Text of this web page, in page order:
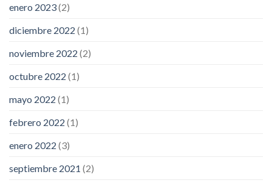
enero 2023(2)
diciembre 2022 (1)
noviembre 2022 (2)
octubre 2022 (1)
mayo 2022 (1)
febrero 2022 (1)
enero 2022 (3)
septiembre 2021 (2)